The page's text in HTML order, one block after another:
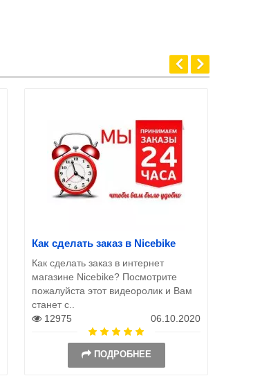
Как сделать заказ в Nicebike
Как сделать заказ в интернет
магазине Nicebike? Посмотрите
пожалуйста этот видеоролик и Вам
станет с..
12975
06.10.2020
ПОДРОБНЕЕ